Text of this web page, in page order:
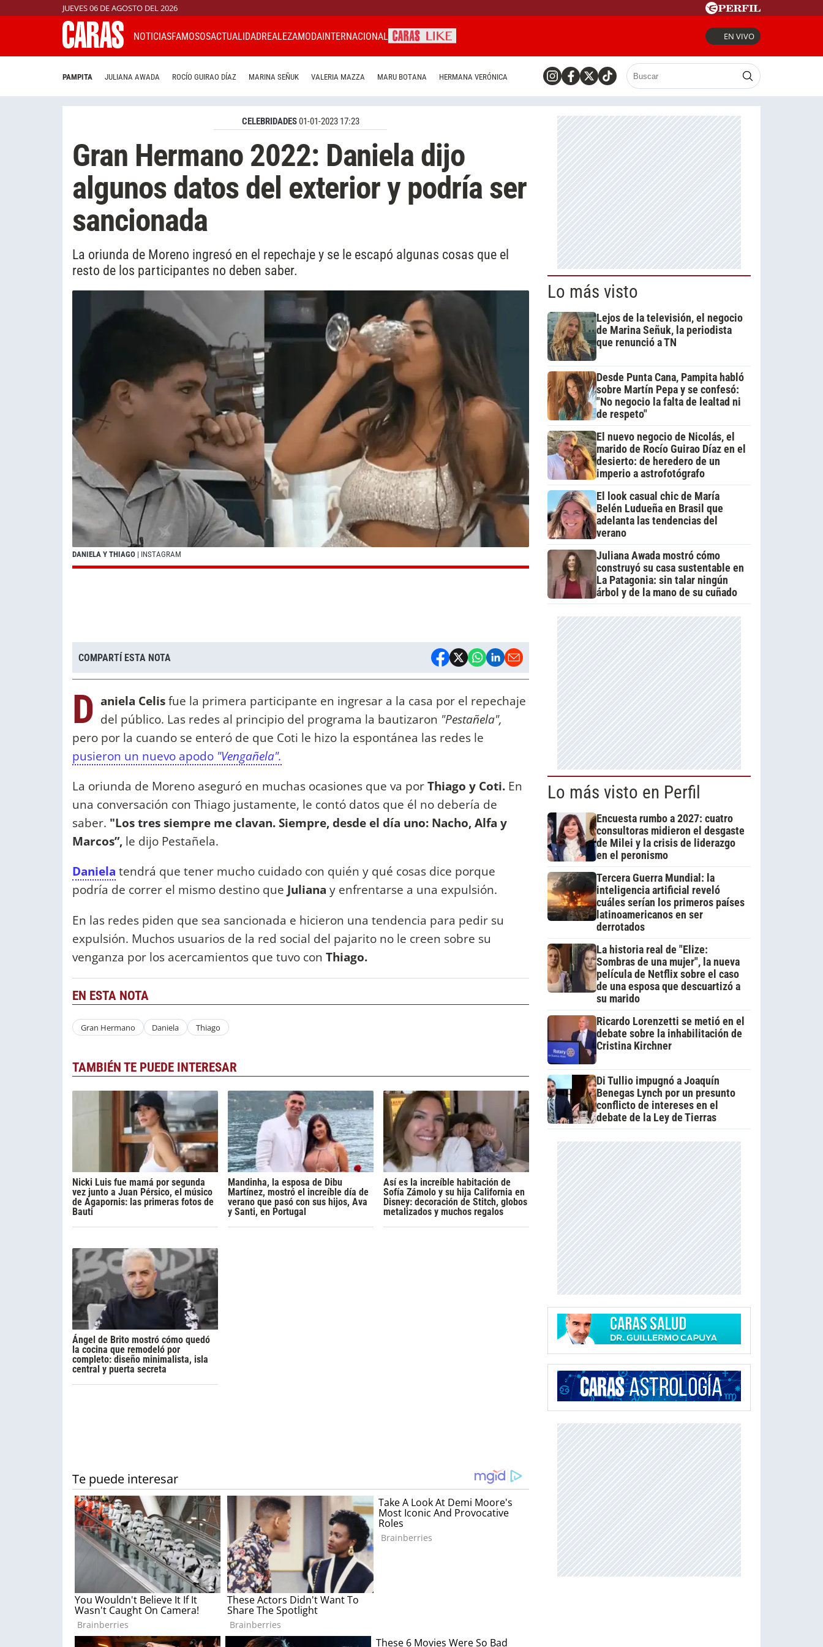
JUEVES 06 DE AGOSTO DEL 2026
NOTICIASFAMOSOSACTUALIDADREALEZAMODAINTERNACIONAL EN VIVO
PAMPITA JULIANA AWADA ROCÍO GUIRAO DÍAZ MARINA SEÑUK VALERIA MAZZA MARU BOTANA HERMANA VERÓNICA
CELEBRIDADES01-01-2023 17:23
Gran Hermano 2022: Daniela dijo
algunos datos del exterior y podría ser
sancionada
La oriunda de Moreno ingresó en el repechaje y se le escapó algunas cosas que el
resto de los participantes no deben saber.
DANIELA Y THIAGO | INSTAGRAM
COMPARTÍ ESTA NOTA
D aniela Celisfue la primera participante en ingresar a la casa por el repechaje
del público. Las redes al principio del programa la bautizaron "Pestañela",
pero por la cuando se enteró de que Coti le hizo la espontánea las redes le
pusieron un nuevo apodo "Vengañela".
La oriunda de Moreno aseguró en muchas ocasiones que va porThiago y Coti. En
una conversación con Thiago justamente, le contó datos que él no debería de
saber. "Los tres siempre me clavan. Siempre, desde el día uno: Nacho, Alfa y
Marcos”, le dijo Pestañela.
Daniela tendrá que tener mucho cuidado con quién y qué cosas dice porque
podría de correr el mismo destino que Juliana y enfrentarse a una expulsión.
En las redes piden que sea sancionada e hicieron una tendencia para pedir su
expulsión. Muchos usuarios de la red social del pajarito no le creen sobre su
venganza por los acercamientos que tuvo con Thiago.
EN ESTA NOTA
Gran Hermano Daniela Thiago
TAMBIÉN TE PUEDE INTERESAR
Nicki Luis fue mamá por segunda
vez junto a Juan Pérsico, el músico
de Agapornis: las primeras fotos de
Bauti
Mandinha, la esposa de Dibu
Martínez, mostró el increíble día de
verano que pasó con sus hijos, Ava
y Santi, en Portugal
Así es la increíble habitación de
Sofía Zámolo y su hija California en
Disney: decoración de Stitch, globos
metalizados y muchos regalos
Ángel de Brito mostró cómo quedó
la cocina que remodeló por
completo: diseño minimalista, isla
central y puerta secreta
Lo más visto
Lejos de la televisión, el negocio
de Marina Señuk, la periodista
que renunció a TN
Desde Punta Cana, Pampita habló
sobre Martín Pepa y se confesó:
"No negocio la falta de lealtad ni
de respeto"
El nuevo negocio de Nicolás, el
marido de Rocío Guirao Díaz en el
desierto: de heredero de un
imperio a astrofotógrafo
El look casual chic de María
Belén Ludueña en Brasil que
adelanta las tendencias del
verano
Juliana Awada mostró cómo
construyó su casa sustentable en
La Patagonia: sin talar ningún
árbol y de la mano de su cuñado
Lo más visto en Perfil
Encuesta rumbo a 2027: cuatro
consultoras midieron el desgaste
de Milei y la crisis de liderazgo
en el peronismo
Tercera Guerra Mundial: la
inteligencia artificial reveló
cuáles serían los primeros países
latinoamericanos en ser
derrotados
La historia real de "Elize:
Sombras de una mujer", la nueva
película de Netflix sobre el caso
de una esposa que descuartizó a
su marido
Ricardo Lorenzetti se metió en el
debate sobre la inhabilitación de
Cristina Kirchner
Di Tullio impugnó a Joaquín
Benegas Lynch por un presunto
conflicto de intereses en el
debate de la Ley de Tierras